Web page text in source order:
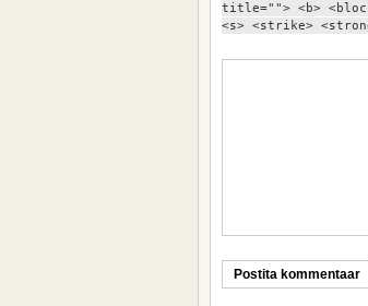
title=""> <b>
<s> <strike>